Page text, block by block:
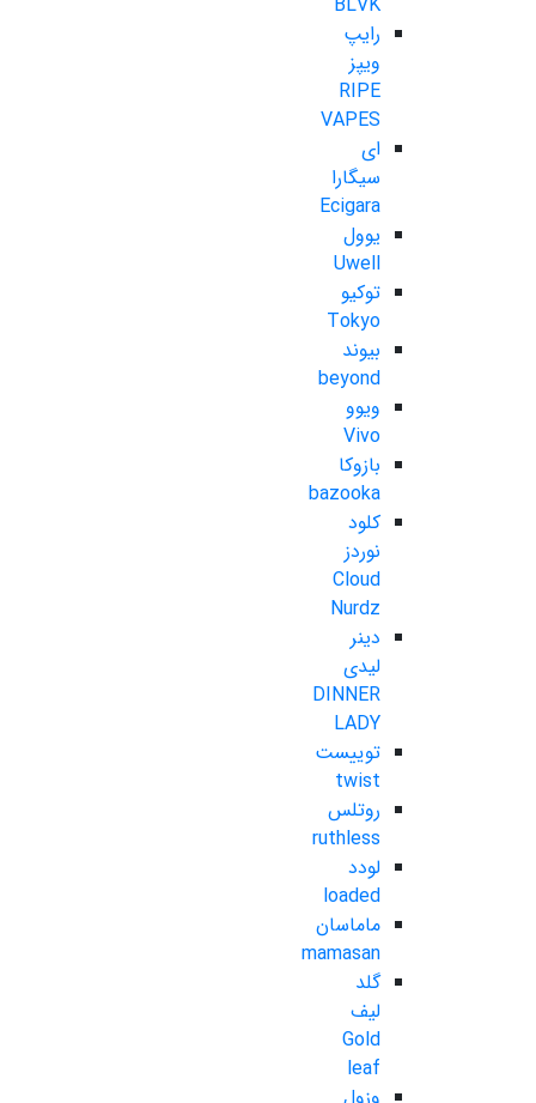
رایپ
ویپز
RIPE
VAPES
ای
سیگارا
Ecigara
یوول
Uwell
توکیو
Tokyo
بیوند
beyond
ویوو
Vivo
بازوکا
bazooka
کلود
نوردز
Cloud
Nurdz
دینر
لیدی
DINNER
LADY
توییست
twist
روتلس
ruthless
لودد
loaded
ماماسان
mamasan
گلد
لیف
Gold
leaf